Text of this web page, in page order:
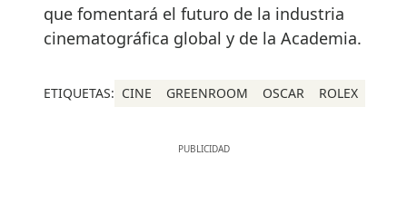
que fomentará el futuro de la industria
cinematográfica global y de la Academia.
ETIQUETAS: CINE GREENROOM OSCAR ROLEX